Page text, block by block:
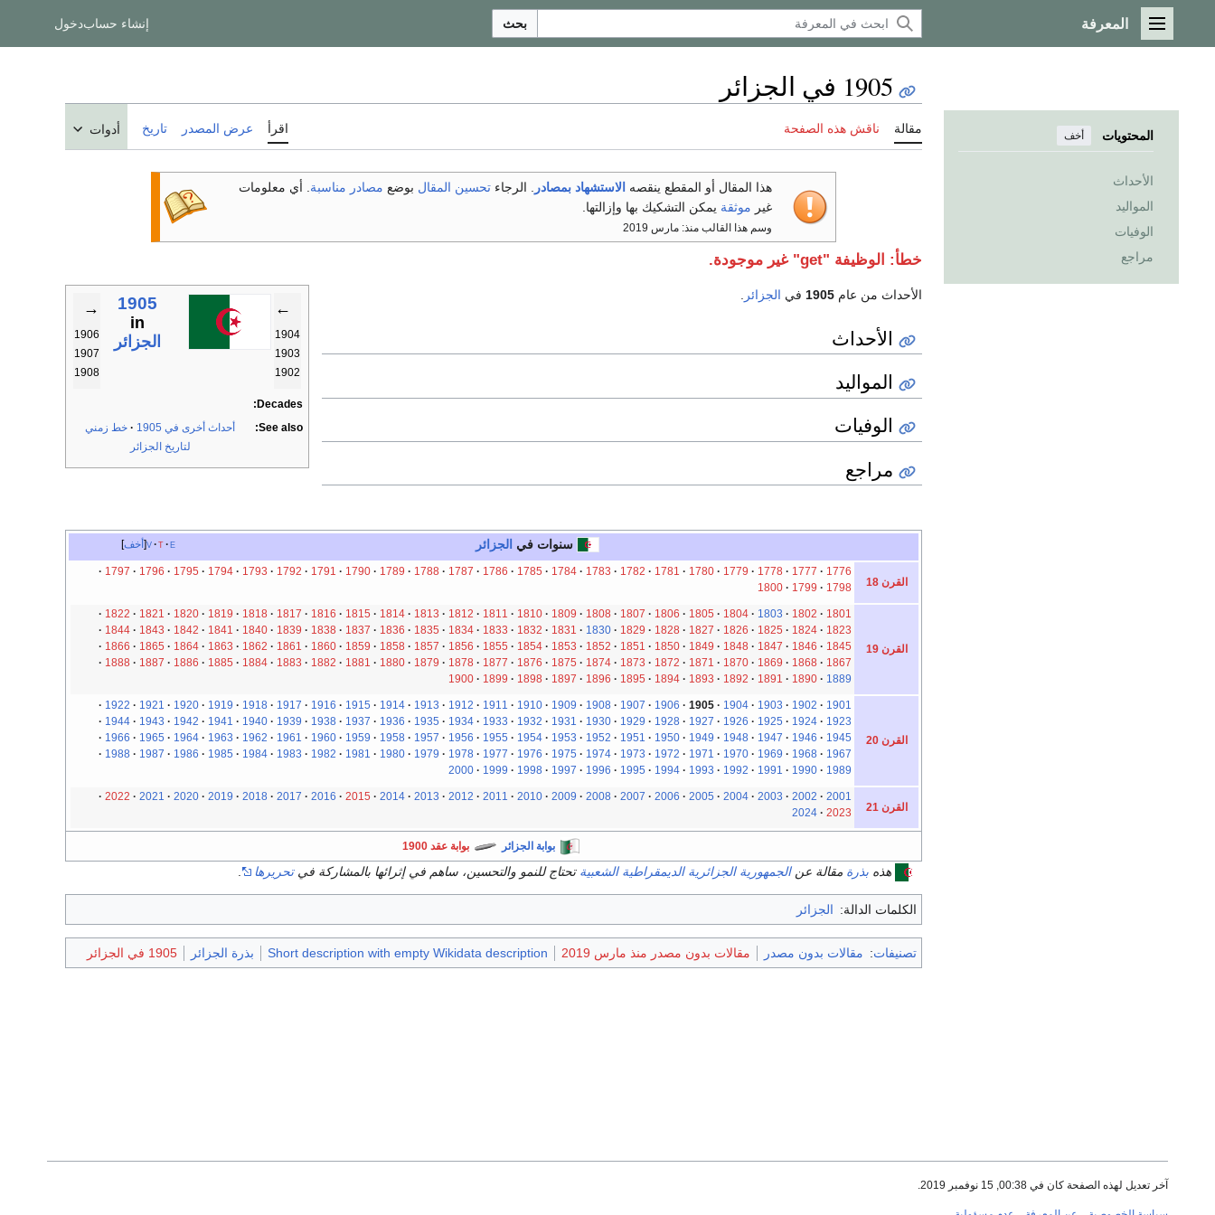
القائمة الرئيسية
المعرفة بحث إنشاء حسابدخول
المحتويات أخف
الأحداث
المواليد
الوفيات
مراجع
1905 في الجزائر
مقالة ناقش هذه الصفحة اقرأ عرض المصدر تاريخ أدوات
هذا المقال أو المقطع ينقصه الاستشهاد بمصادر . الرجاء تحسين المقال بوضع مصادر مناسبة . أي معلومات
غير موثقة يمكن التشكيك بها وإزالتها.
وسم هذا القالب منذ: مارس 2019
خطأ: الوظيفة "get" غير موجودة.
←
1904
1903
1902
1905
in
الجزائر
→
1906
1907
1908
Decades:
See also:
أحداث أخرى في 1905
خط زمني
لتاريخ الجزائر
الأحداث من عام 1905 في الجزائر
الأحداث
المواليد
الوفيات
مراجع
أخف v t e سنوات في الجزائر
القرن 18
1776
1777
1778
1779
1780
1781
1782
1783
1784
1785
1786
1787
1788
1789
1790
1791
1792
1793
1794
1795
1796
1797
1798
1799
1800
القرن 19
1801
1802
1803
1804
1805
1806
1807
1808
1809
1810
1811
1812
1813
1814
1815
1816
1817
1818
1819
1820
1821
1822
1823
1824
1825
1826
1827
1828
1829
1830
1831
1832
1833
1834
1835
1836
1837
1838
1839
1840
1841
1842
1843
1844
1845
1846
1847
1848
1849
1850
1851
1852
1853
1854
1855
1856
1857
1858
1859
1860
1861
1862
1863
1864
1865
1866
1867
1868
1869
1870
1871
1872
1873
1874
1875
1876
1877
1878
1879
1880
1881
1882
1883
1884
1885
1886
1887
1888
1889
1890
1891
1892
1893
1894
1895
1896
1897
1898
1899
1900
القرن 20
1901
1902
1903
1904
1905
1906
1907
1908
1909
1910
1911
1912
1913
1914
1915
1916
1917
1918
1919
1920
1921
1922
1923
1924
1925
1926
1927
1928
1929
1930
1931
1932
1933
1934
1935
1936
1937
1938
1939
1940
1941
1942
1943
1944
1945
1946
1947
1948
1949
1950
1951
1952
1953
1954
1955
1956
1957
1958
1959
1960
1961
1962
1963
1964
1965
1966
1967
1968
1969
1970
1971
1972
1973
1974
1975
1976
1977
1978
1979
1980
1981
1982
1983
1984
1985
1986
1987
1988
1989
1990
1991
1992
1993
1994
1995
1996
1997
1998
1999
2000
القرن 21
2001
2002
2003
2004
2005
2006
2007
2008
2009
2010
2011
2012
2013
2014
2015
2016
2017
2018
2019
2020
2021
2022
2023
2024
بوابة الجزائر بوابة عقد 1900
هذه بذرة مقالة عنالجمهورية الجزائرية الديمقراطية الشعبية تحتاج للنمو والتحسين، ساهم في إثرائها بالمشاركة فيتحريرها
الكلمات الدالة: الجزائر
تصنيفات: مقالات بدون مصدر مقالات بدون مصدر منذ مارس 2019 Short description with empty Wikidata description بذرة الجزائر 1905 في الجزائر
آخر تعديل لهذه الصفحة كان في 00:38, 15 نوفمبر 2019.